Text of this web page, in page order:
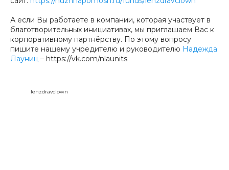
А если Вы работаете в компании, которая участвует в
благотворительных инициативах, мы приглашаем Вас к
корпоративному партнёрству. По этому вопросу
пишите нашему учредителю и руководителю Надежда
Лауниц – https://vk.com/nlaunits
lenzdravclown